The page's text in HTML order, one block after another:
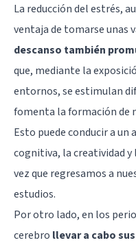
La reducción del estrés,
ventaja de tomarse unas
descanso también
que, mediante la
entornos, se estimulan
fomenta la formación de
Esto puede conducir a
cognitiva, la creatividad y
vez que regresamos a
estudios.
Por otro lado, en los
cerebro llevar a cabo